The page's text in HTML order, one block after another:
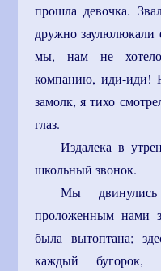
прошла девочка.
дружно заулюлюкали
мы, нам не
компанию, иди-иди!
замолк, я тихо
глаз.
Издалека в
школьный звонок.
Мы
проложенным нами
была вытоптана;
каждый бугорок,